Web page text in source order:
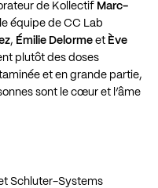
de Kollectif Marc-
équipe de CC Lab
, Émilie Delorme et Ève
plutôt des doses
et en grande partie,
sont le cœur et l’âme
Schluter-Systems